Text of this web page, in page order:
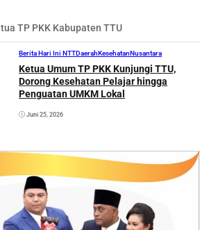
TP PKK Kabupaten TTU
Berita Hari Ini NTTDaerahKesehatanNusantara
Ketua Umum TP PKK Kunjungi TTU,
Dorong Kesehatan Pelajar hingga
Penguatan UMKM Lokal
Juni 25, 2026